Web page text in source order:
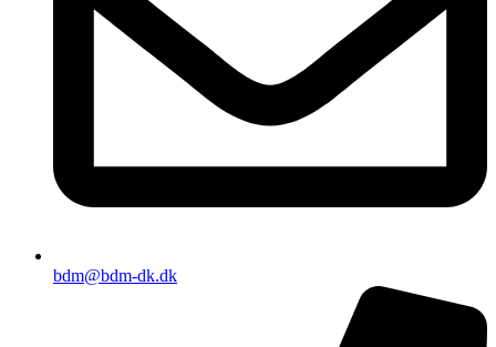
bdm@bdm-dk.dk